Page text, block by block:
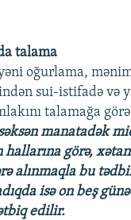
talama
oğurlama,
sui-istifadə və
talamağa
manatadək
görə,
alınmaqla bu
isə on beş
edilir.